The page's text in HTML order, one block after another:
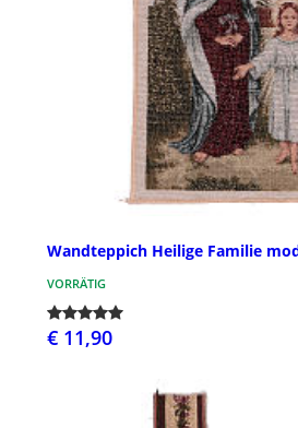
Wandteppich Heilige Familie
VORRÄTIG
€ 11,90